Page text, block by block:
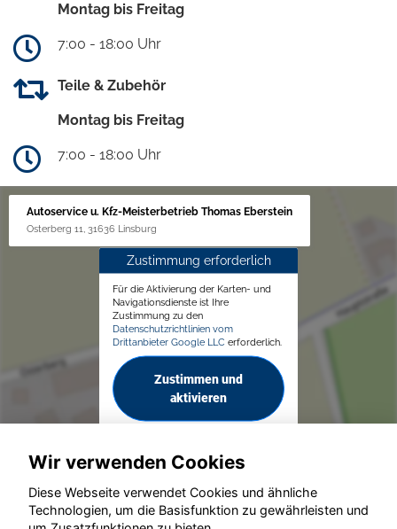
Montag bis Freitag
7:00 - 18:00 Uhr
Teile & Zubehör
Montag bis Freitag
7:00 - 18:00 Uhr
Autoservice u. Kfz-Meisterbetrieb Thomas Eberstein
Osterberg 11, 31636 Linsburg
Zustimmung erforderlich
Für die Aktivierung der Karten- und
Navigationsdienste ist Ihre
Zustimmung zu den
Datenschutzrichtlinien vom
Drittanbieter Google LLC erforderlich.
Zustimmen und
aktivieren
Wir verwenden Cookies
Diese Webseite verwendet Cookies und ähnliche
Technologien, um die Basisfunktion zu gewährleisten und